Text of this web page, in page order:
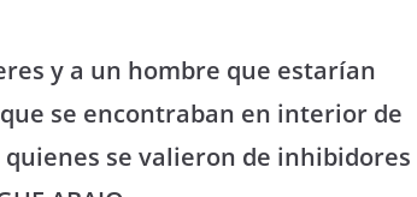
y a un hombre que estarían
se encontraban en interior de
se valieron de inhibidores